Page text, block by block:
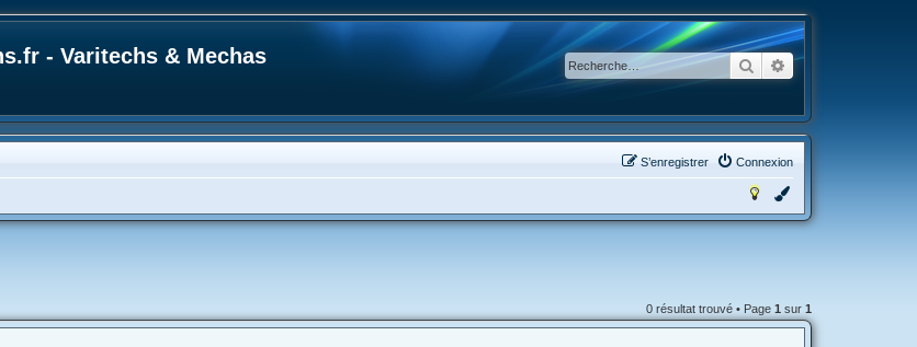
- Varitechs & Mechas RechercherRecherche avancée
Connexion
S’enregistrer
0 résultat trouvé • Page 1 sur 1